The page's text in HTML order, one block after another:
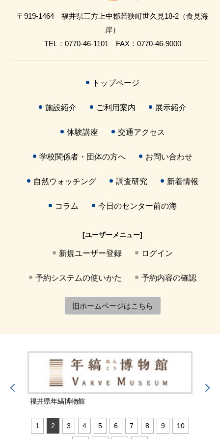
〒919-1464 福井県三方上中郡若狭町世久見18-2（食見海
岸）
TEL：0770-46-1101 FAX：0770-46-9000
トップページ
施設紹介 ご利用案内 展示紹介
体験講座 交通アクセス
学校関係者・団体の方へ お問い合わせ
自然ウォッチング 調査研究 新着情報
コラム 今日のセンター前の海
[ユーザーメニュー]
新規ユーザー登録 ログイン
予約システムの使いかた 予約内容の確認
旧ホームページはこちら
福井県年縞博物館
1 2 3 4 5 6 7 8 9 10